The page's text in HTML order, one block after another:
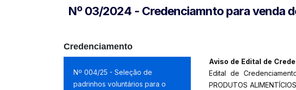
Nº 03/2024 - Credenciamnto para venda
Credenciamento
Nº 004/25 - Seleção de
padrinhos voluntários para o
Aviso de Edital de
Edital de
PRODUTOS